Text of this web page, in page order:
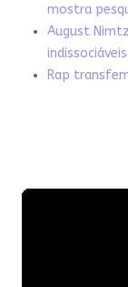
mostra
August
Rap